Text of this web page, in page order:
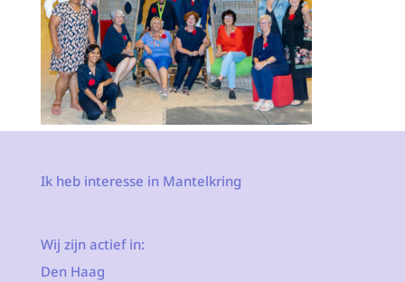
Ik heb interesse in Mantelkring
Wij zijn actief in:
Den Haag